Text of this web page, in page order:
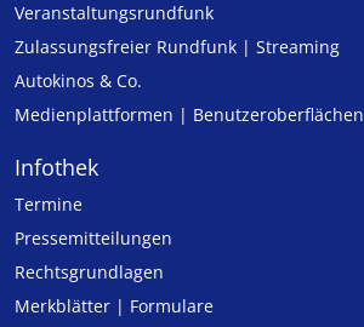
Veranstaltungsrundfunk
Zulassungs­freier Rund­funk | Streaming
Autokinos & Co.
Medienplattformen | Benutzeroberflächen
Infothek
Termine
Pressemitteilungen
Rechtsgrundlagen
Merkblätter | Formulare